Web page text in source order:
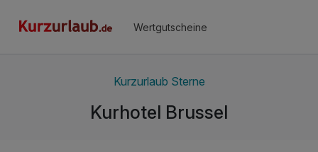
Wertgutscheine
Kurzurlaub Sterne
Kurhotel Brussel